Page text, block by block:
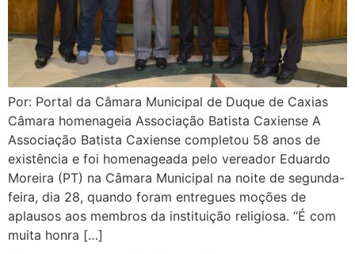
Por: Portal da Câmara Municipal de Duque de Caxias
Câmara homenageia Associação Batista Caxiense A
Associação Batista Caxiense completou 58 anos de
existência e foi homenageada pelo vereador Eduardo
Moreira (PT) na Câmara Municipal na noite de segunda-
feira, dia 28, quando foram entregues moções de
aplausos aos membros da instituição religiosa. “É com
muita honra […]